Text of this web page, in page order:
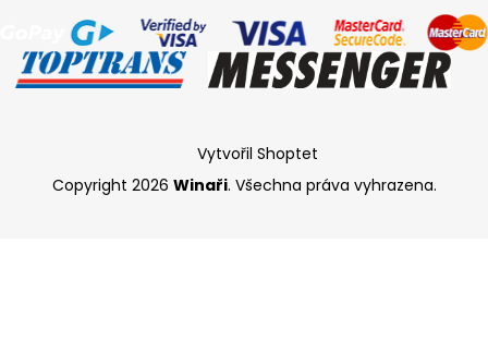
Vytvořil Shoptet
Copyright 2026 Winaři. Všechna práva vyhrazena.